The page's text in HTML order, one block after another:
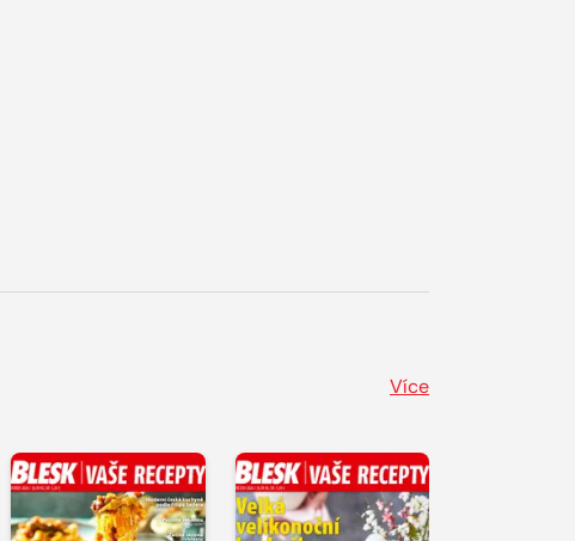
Více